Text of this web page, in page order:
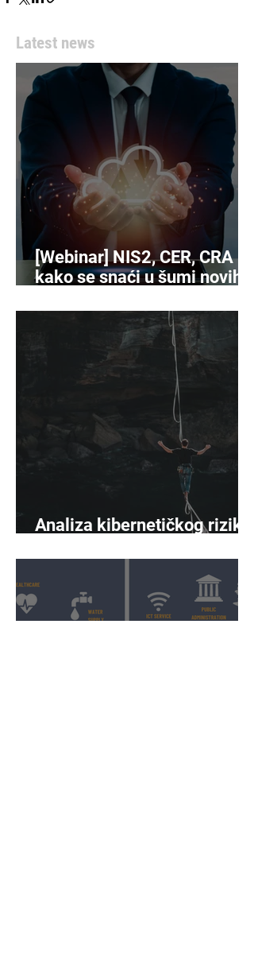
Latest news
[Webinar] NIS2, CER, CRA -
kako se snaći u šumi novih
Analiza kibernetičkog rizika